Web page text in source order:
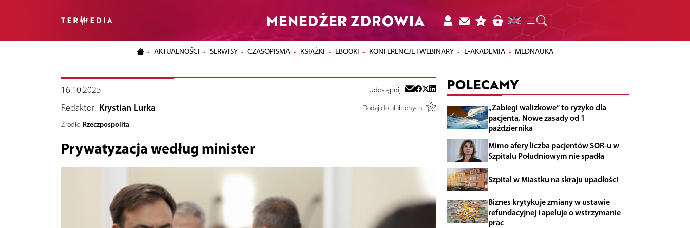
MENEDŻER ZDROWIA
AKTUALNOŚCI SERWISY CZASOPISMA KSIĄŻKI EBOOKI KONFERENCJE I WEBINARY E-AKADEMIA MEDNAUKA
16.10.2025 Udostępnij
Redaktor: Krystian Lurka
Dodaj do ulubionych
Źródło: Rzeczpospolita
Prywatyzacja według minister
POLECAMY
„Zabiegi walizkowe” to ryzyko dla
pacjenta. Nowe zasady od 1
października
Mimo afery liczba pacjentów SOR-u w
Szpitalu Południowym nie spadła
Szpital w Miastku na skraju upadłości
Biznes krytykuje zmiany w ustawie
refundacyjnej i apeluje o wstrzymanie
prac